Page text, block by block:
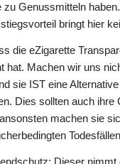
zu Genussmitteln
bringt hier
die eZigarette
hat. Machen wir uns
sie IST eine
Dies sollten auch ihre
machen sie
Dieser nimmt